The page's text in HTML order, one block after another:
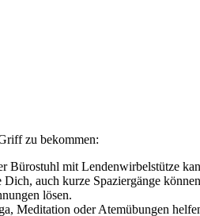
zu bekommen:
Bürostuhl mit Lendenwirbelstütze
auch kurze Spaziergänge
lösen.
Meditation oder Atemübungen